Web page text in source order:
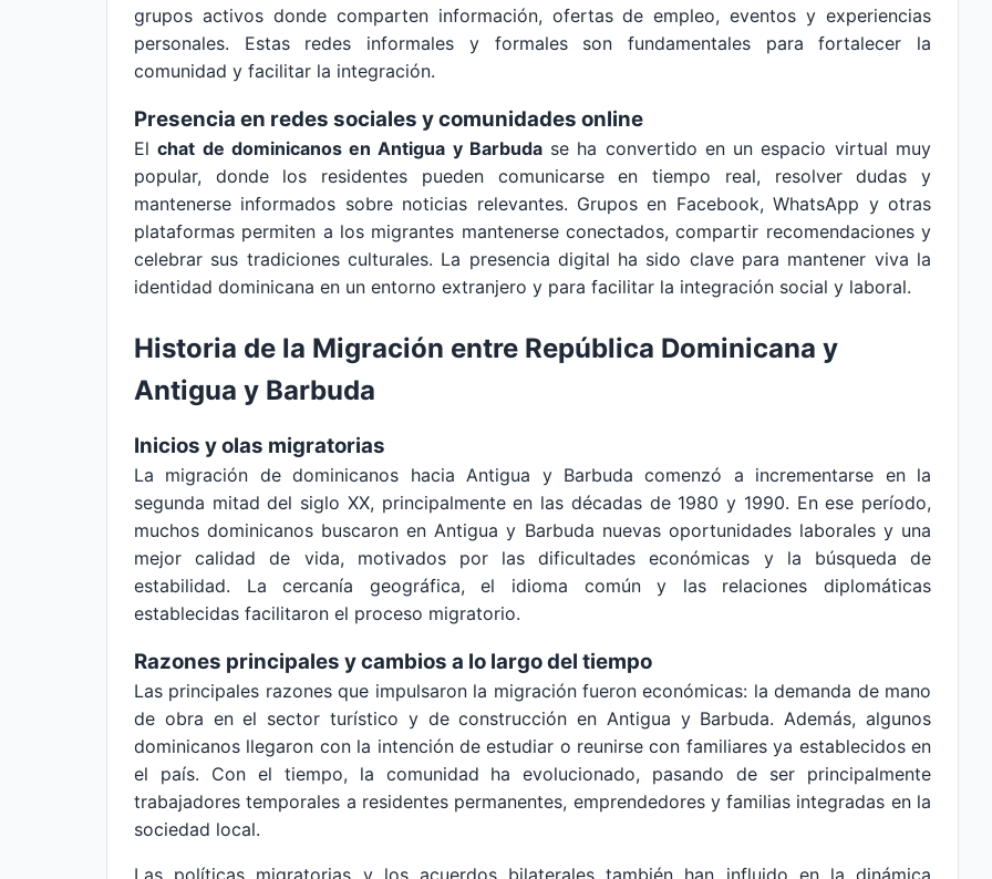
grupos activos donde comparten información, ofertas de empleo, eventos y experiencias
personales. Estas redes informales y formales son fundamentales para fortalecer la
comunidad y facilitar la integración.
Presencia en redes sociales y comunidades online
Elchat de dominicanos en Antigua y Barbudase ha convertido en un espacio virtual muy
popular, donde los residentes pueden comunicarse en tiempo real, resolver dudas y
mantenerse informados sobre noticias relevantes. Grupos en Facebook, WhatsApp y otras
plataformas permiten a los migrantes mantenerse conectados, compartir recomendaciones y
celebrar sus tradiciones culturales. La presencia digital ha sido clave para mantener viva la
identidad dominicana en un entorno extranjero y para facilitar la integración social y laboral.
Historia de la Migración entre República Dominicana y
Antigua y Barbuda
Inicios y olas migratorias
La migración de dominicanos hacia Antigua y Barbuda comenzó a incrementarse en la
segunda mitad del siglo XX, principalmente en las décadas de 1980 y 1990. En ese período,
muchos dominicanos buscaron en Antigua y Barbuda nuevas oportunidades laborales y una
mejor calidad de vida, motivados por las dificultades económicas y la búsqueda de
estabilidad. La cercanía geográfica, el idioma común y las relaciones diplomáticas
establecidas facilitaron el proceso migratorio.
Razones principales y cambios a lo largo del tiempo
Las principales razones que impulsaron la migración fueron económicas: la demanda de mano
de obra en el sector turístico y de construcción en Antigua y Barbuda. Además, algunos
dominicanos llegaron con la intención de estudiar o reunirse con familiares ya establecidos en
el país. Con el tiempo, la comunidad ha evolucionado, pasando de ser principalmente
trabajadores temporales a residentes permanentes, emprendedores y familias integradas en la
sociedad local.
Las políticas migratorias y los acuerdos bilaterales también han influido en la dinámica